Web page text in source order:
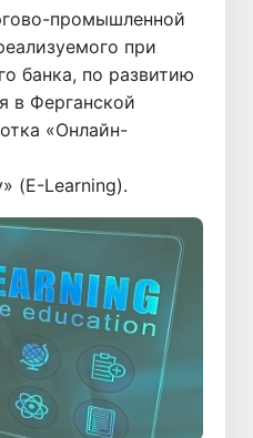
промышленной
при
банка, по развитию
в Ферганской
«Онлайн-
(E-Learning).